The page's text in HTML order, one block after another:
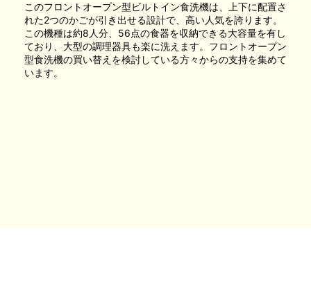
このフロントオープン型ビルトイン食洗機は、上下に配置さ
れた2つのかごが引き出せる設計で、高い人気を誇ります。
この機種は約8人分、56点の食器を収納できる大容量を有し
ており、大型の調理器具も楽に洗えます。フロントオープン
型食洗機の買い替えを検討している方々からの支持を集めて
います。